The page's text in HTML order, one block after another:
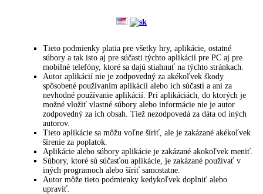
Tieto podmienky platia pre všetky hry, aplikácie, ostatné
súbory a tak isto aj pre súčasti týchto aplikácií pre PC aj pre
mobilné telefóny, ktoré sa dajú stiahnuť na týchto stránkach.
Autor aplikácií nie je zodpovedný za akékoľvek škody
spôsobené používaním aplikácií alebo ich súčastí a ani za
nevhodné používanie aplikácií. Pri aplikáciách, do ktorých je
možné vložiť vlastné súbory alebo informácie nie je autor
zodpovedný za ich obsah. Tiež nezodpovedá za dáta od iných
autorov.
Tieto aplikácie sa môžu voľne šíriť, ale je zakázané akékoľvek
šírenie za poplatok.
Aplikácie alebo súbory aplikácie je zakázané akokoľvek meniť.
Súbory, ktoré sú súčasťou aplikácie, je zakázané používať v
iných programoch alebo šíriť samostatne.
Autor môže tieto podmienky kedykoľvek doplniť alebo
upraviť.